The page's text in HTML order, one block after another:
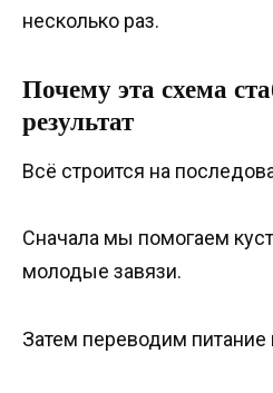
несколько раз.
Почему эта схема
результат
Всё строится на
Сначала мы помогаем
молодые завязи.
Затем переводим питание